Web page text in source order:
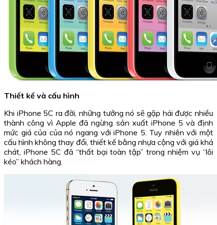
Thiết kế và cấu hình
Khi iPhone 5C ra đời, những tưởng nó sẽ gặp hái được nhiều
thành công vì Apple đã ngừng sản xuất iPhone 5 và định
mức giá của của nó ngang với iPhone 5. Tuy nhiên với một
cấu hình không thay đổi, thiết kế bằng nhựa cộng với giá khá
chát, iPhone 5C đã “thất bại toàn tập” trong nhiệm vụ “lôi
kéo” khách hàng.